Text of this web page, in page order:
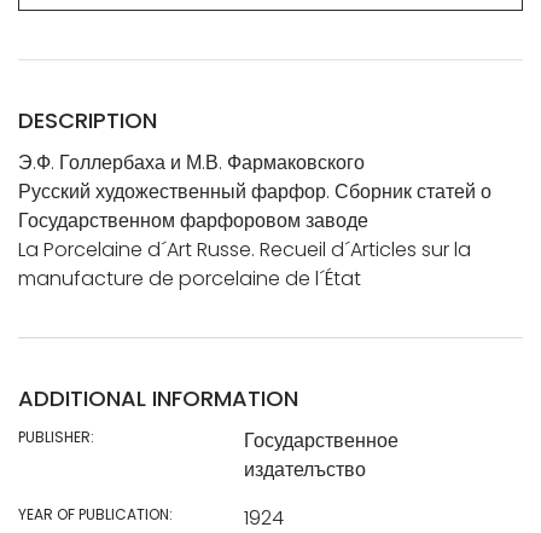
DESCRIPTION
Э.Ф. Голлербаха и М.В. Фармаковского
Русский художественный фарфор. Сборник статей о
Государственном фарфоровом заводе
La Porcelaine d´Art Russe. Recueil d´Articles sur la
manufacture de porcelaine de l´État
ADDITIONAL INFORMATION
PUBLISHER:
Государственное
издателъство
YEAR OF PUBLICATION: 1924